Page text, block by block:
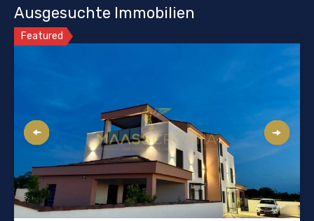
Ausgesuchte Immobilien
Featured